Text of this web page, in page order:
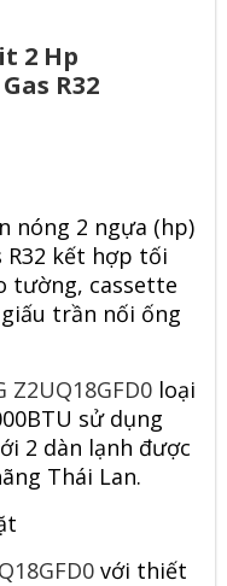
2 Hp
R32
nóng 2 ngựa (hp)
kết hợp tối
tường, cassette
trần nối ống
loại
sử dụng
2 dàn lạnh được
Thái Lan.
với thiết